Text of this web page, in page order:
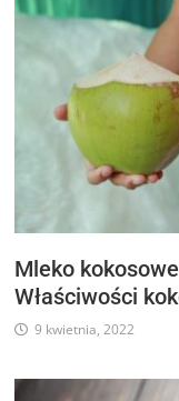
Mleko
Właściwości
9 kwietnia, 2022